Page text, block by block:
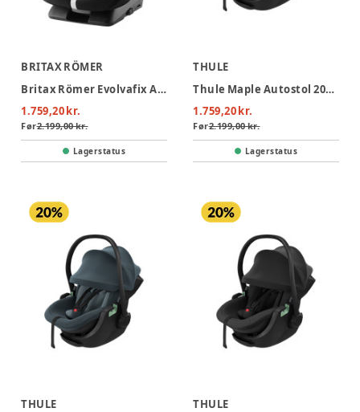
BRITAX RÖMER
Britax Römer Evolvafix Autostol - Space Black
1.759,20 kr.
Før2.199,00 kr.
Lagerstatus
THULE
Thule Maple Autostol 2026 - Faded Khaki
1.759,20 kr.
Før2.199,00 kr.
Lagerstatus
THULE
THULE